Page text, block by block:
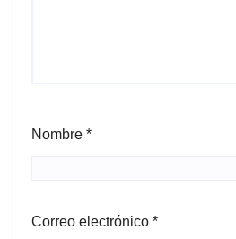
Nombre *
Correo electrónico *